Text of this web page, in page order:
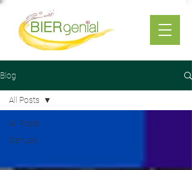
Blog
All Posts
Genuss
All Posts